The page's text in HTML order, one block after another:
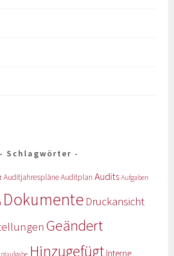
Schlagwörter
AuditjahrespläneAuditplan Audits Aufgaben
Dokumente Druckansicht
Geändert
Hinzugefügt Interne